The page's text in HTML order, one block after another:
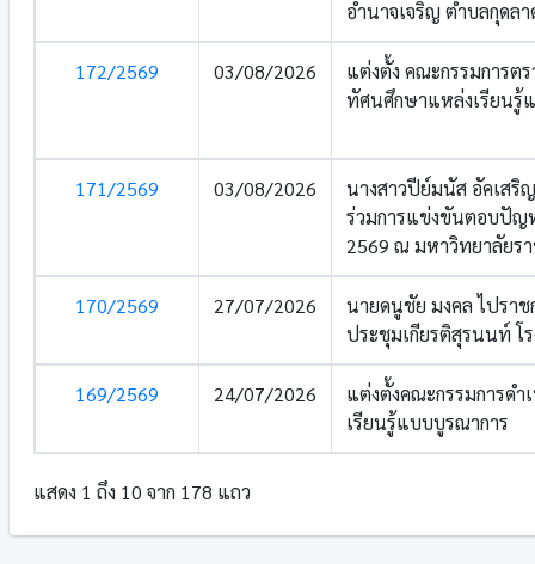
อำนาจเจริญ ตำบลกุดล
172/2569 03/08/2026
แต่งตั้ง คณะกรรมการต
ทัศนศึกษาแหล่งเรียนรู้
171/2569 03/08/2026
นางสาวปีย์มนัส อัคเสริ
ร่วมการแข่งขันตอบปัญ
2569 ณ มหาวิทยาลัยร
170/2569 27/07/2026
นายดนูชัย มงคล ไปรา
ประชุมเกียรติสุรนนท์ โ
169/2569 24/07/2026
แต่งตั้งคณะกรรมการด
เรียนรู้แบบบูรณาการ
แสดง 1 ถึง 10 จาก 178 แถว